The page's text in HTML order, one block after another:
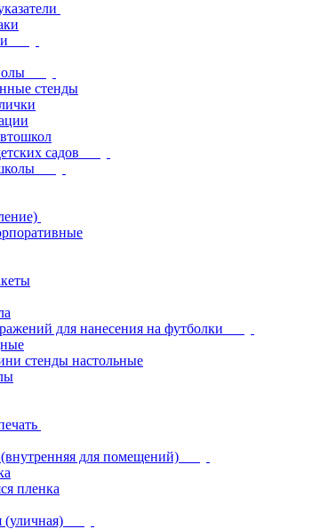
стенды
садов
для нанесения на футболки
стенды настольные
для помещений)
пленка
(уличная)